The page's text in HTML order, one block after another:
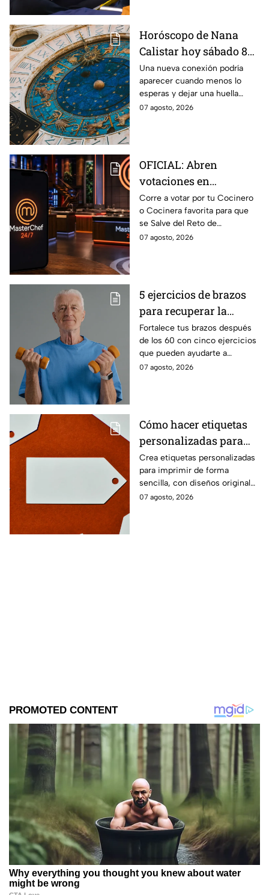
Horóscopo de Nana
Calistar hoy sábado 8
de agosto del 2026 para
cada signo; una
conexión inesperada
podría transformar tus
Una nueva conexión podría
aparecer cuando menos lo
esperas y dejar una huella
importante.
07 agosto, 2026
OFICIAL: Abren
votaciones en
MasterChef 24/7 para
que salves a un
Cocinero del Reto de
Eliminación de este
Corre a votar por tu Cocinero
o Cocinera favorita para que
se Salve del Reto de
Eliminación de MasterChef
07 agosto, 2026
5 ejercicios de brazos
para recuperar la
fuerza después de los
60
Fortalece tus brazos después
de los 60 con cinco ejercicios
que pueden ayudarte a
recuperar fuerza, movilidad y
07 agosto, 2026
Cómo hacer etiquetas
personalizadas para
imprimir
Crea etiquetas personalizadas
para imprimir de forma
sencilla, con diseños originales
y detalles adaptados a tus
07 agosto, 2026